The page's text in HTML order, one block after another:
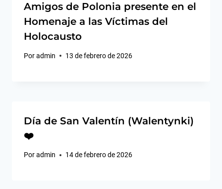
Amigos de Polonia presente en el
Homenaje a las Víctimas del
Holocausto
Poradmin 13 de febrero de 2026
Día de San Valentín (Walentynki)
❤️
Poradmin 14 de febrero de 2026